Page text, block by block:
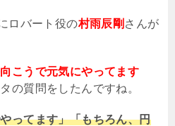
ロバート役の村雨辰剛 さんが
向こうで元気にやってます
の質問をしたんですね。
ってます」「もちろん、円